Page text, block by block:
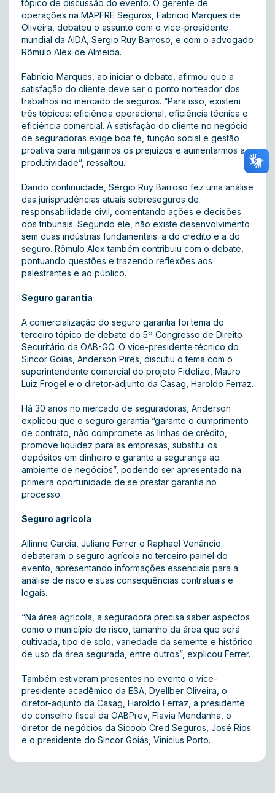
tópico de discussão do evento. O gerente de
operações na MAPFRE Seguros, Fabricio Marques de
Oliveira, debateu o assunto com o vice-presidente
mundial da AIDA, Sergio Ruy Barroso, e com o advogado
Rômulo Alex de Almeida.
Fabrício Marques, ao iniciar o debate, afirmou que a
satisfação do cliente deve ser o ponto norteador dos
trabalhos no mercado de seguros. “Para isso, existem
três tópicos: eficiência operacional, eficiência técnica e
eficiência comercial. A satisfação do cliente no negócio
de seguradoras exige boa fé, função social e gestão
proativa para mitigarmos os prejuízos e aumentarmos a
produtividade”, ressaltou.
Dando continuidade, Sérgio Ruy Barroso fez uma análise
das jurisprudências atuais sobreseguros de
responsabilidade civil, comentando ações e decisões
dos tribunais. Segundo ele, não existe desenvolvimento
sem duas indústrias fundamentais: a do crédito e a do
seguro. Rômulo Alex também contribuiu com o debate,
pontuando questões e trazendo reflexões aos
palestrantes e ao público.
Seguro garantia
A comercialização do seguro garantia foi tema do
terceiro tópico de debate do 5º Congresso de Direito
Securitário da OAB-GO. O vice-presidente técnico do
Sincor Goiás, Anderson Pires, discutiu o tema com o
superintendente comercial do projeto Fidelize, Mauro
Luiz Frogel e o diretor-adjunto da Casag, Haroldo Ferraz.
Há 30 anos no mercado de seguradoras, Anderson
explicou que o seguro garantia “garante o cumprimento
de contrato, não compromete as linhas de crédito,
promove liquidez para as empresas, substitui os
depósitos em dinheiro e garante a segurança ao
ambiente de negócios”, podendo ser apresentado na
primeira oportunidade de se prestar garantia no
processo.
Seguro agrícola
Allinne Garcia, Juliano Ferrer e Raphael Venâncio
debateram o seguro agrícola no terceiro painel do
evento, apresentando informações essenciais para a
análise de risco e suas consequências contratuais e
legais.
“Na área agrícola, a seguradora precisa saber aspectos
como o município de risco, tamanho da área que será
cultivada, tipo de solo, variedade da semente e histórico
de uso da área segurada, entre outros”, explicou Ferrer.
Também estiveram presentes no evento o vice-
presidente acadêmico da ESA, Dyellber Oliveira, o
diretor-adjunto da Casag, Haroldo Ferraz, a presidente
do conselho fiscal da OABPrev, Flavia Mendanha, o
diretor de negócios da Sicoob Cred Seguros, José Rios
e o presidente do Sincor Goiás, Vinicius Porto.